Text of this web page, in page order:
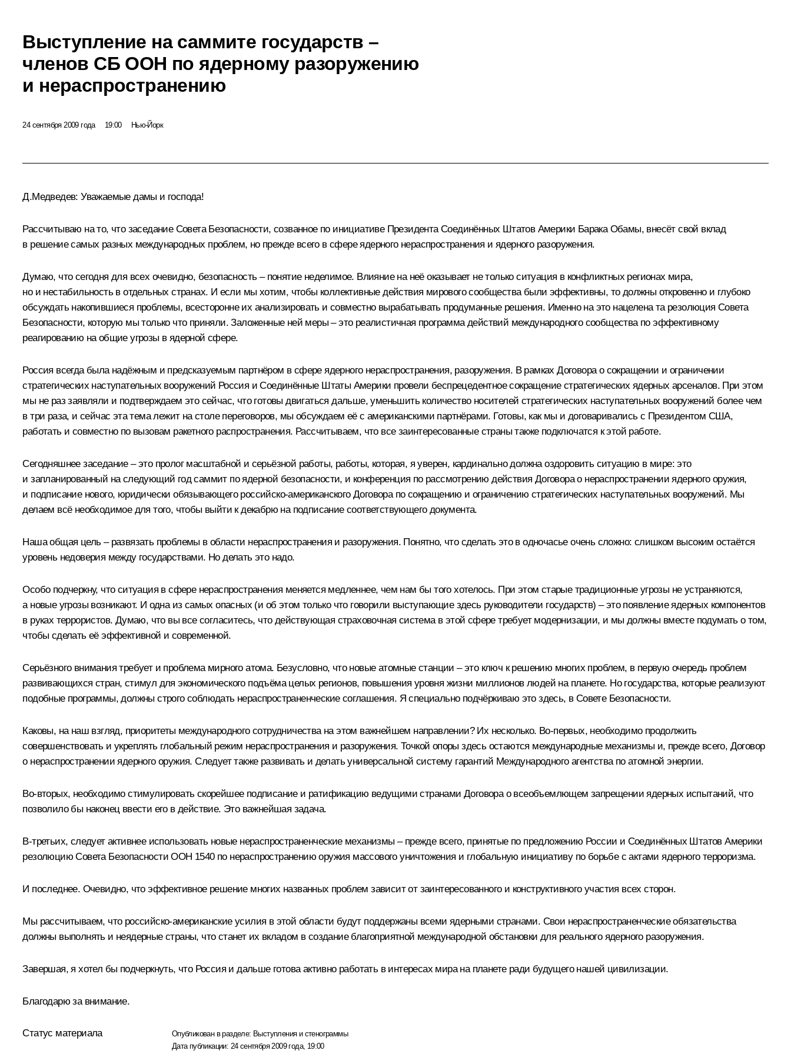
Выступление на саммите государств –
членов СБ ООН по ядерному разоружению
и нераспространению
24 сентября 2009 года 19:00 Нью-Йорк
Д.Медведев: Уважаемые дамы и господа!
Рассчитываю на то, что заседание Совета Безопасности, созванное по инициативе Президента Соединённых Штатов Америки Барака Обамы, внесёт свой вклад
в решение самых разных международных проблем, но прежде всего в сфере ядерного нераспространения и ядерного разоружения.
Думаю, что сегодня для всех очевидно, безопасность – понятие неделимое. Влияние на неё оказывает не только ситуация в конфликтных регионах мира,
но и нестабильность в отдельных странах. И если мы хотим, чтобы коллективные действия мирового сообщества были эффективны, то должны откровенно и глубоко
обсуждать накопившиеся проблемы, всесторонне их анализировать и совместно вырабатывать продуманные решения. Именно на это нацелена та резолюция Совета
Безопасности, которую мы только что приняли. Заложенные ней меры – это реалистичная программа действий международного сообщества по эффективному
реагированию на общие угрозы в ядерной сфере.
Россия всегда была надёжным и предсказуемым партнёром в сфере ядерного нераспространения, разоружения. В рамках Договора о сокращении и ограничении
стратегических наступательных вооружений Россия и Соединённые Штаты Америки провели беспрецедентное сокращение стратегических ядерных арсеналов. При этом
мы не раз заявляли и подтверждаем это сейчас, что готовы двигаться дальше, уменьшить количество носителей стратегических наступательных вооружений более чем
в три раза, и сейчас эта тема лежит на столе переговоров, мы обсуждаем её с американскими партнёрами. Готовы, как мы и договаривались с Президентом США,
работать и совместно по вызовам ракетного распространения. Рассчитываем, что все заинтересованные страны также подключатся к этой работе.
Сегодняшнее заседание – это пролог масштабной и серьёзной работы, работы, которая, я уверен, кардинально должна оздоровить ситуацию в мире: это
и запланированный на следующий год саммит по ядерной безопасности, и конференция по рассмотрению действия Договора о нераспространении ядерного оружия,
и подписание нового, юридически обязывающего российско-американского Договора по сокращению и ограничению стратегических наступательных вооружений. Мы
делаем всё необходимое для того, чтобы выйти к декабрю на подписание соответствующего документа.
Наша общая цель – развязать проблемы в области нераспространения и разоружения. Понятно, что сделать это в одночасье очень сложно: слишком высоким остаётся
уровень недоверия между государствами. Но делать это надо.
Особо подчеркну, что ситуация в сфере нераспространения меняется медленнее, чем нам бы того хотелось. При этом старые традиционные угрозы не устраняются,
а новые угрозы возникают. И одна из самых опасных (и об этом только что говорили выступающие здесь руководители государств) – это появление ядерных компонентов
в руках террористов. Думаю, что вы все согласитесь, что действующая страховочная система в этой сфере требует модернизации, и мы должны вместе подумать о том,
чтобы сделать её эффективной и современной.
Серьёзного внимания требует и проблема мирного атома. Безусловно, что новые атомные станции – это ключ к решению многих проблем, в первую очередь проблем
развивающихся стран, стимул для экономического подъёма целых регионов, повышения уровня жизни миллионов людей на планете. Но государства, которые реализуют
подобные программы, должны строго соблюдать нераспространенческие соглашения. Я специально подчёркиваю это здесь, в Совете Безопасности.
Каковы, на наш взгляд, приоритеты международного сотрудничества на этом важнейшем направлении? Их несколько. Во‑первых, необходимо продолжить
совершенствовать и укреплять глобальный режим нераспространения и разоружения. Точкой опоры здесь остаются международные механизмы и, прежде всего, Договор
о нераспространении ядерного оружия. Следует также развивать и делать универсальной систему гарантий Международного агентства по атомной энергии.
Во‑вторых, необходимо стимулировать скорейшее подписание и ратификацию ведущими странами Договора о всеобъемлющем запрещении ядерных испытаний, что
позволило бы наконец ввести его в действие. Это важнейшая задача.
В‑третьих, следует активнее использовать новые нераспространенческие механизмы – прежде всего, принятые по предложению России и Соединённых Штатов Америки
резолюцию Совета Безопасности ООН 1540 по нераспространению оружия массового уничтожения и глобальную инициативу по борьбе с актами ядерного терроризма.
И последнее. Очевидно, что эффективное решение многих названных проблем зависит от заинтересованного и конструктивного участия всех сторон.
Мы рассчитываем, что российско-американские усилия в этой области будут поддержаны всеми ядерными странами. Свои нераспространенческие обязательства
должны выполнять и неядерные страны, что станет их вкладом в создание благоприятной международной обстановки для реального ядерного разоружения.
Завершая, я хотел бы подчеркнуть, что Россия и дальше готова активно работать в интересах мира на планете ради будущего нашей цивилизации.
Благодарю за внимание.
Статус материала Опубликован в разделе: Выступления и стенограммы
Дата публикации: 24 сентября 2009 года, 19:00